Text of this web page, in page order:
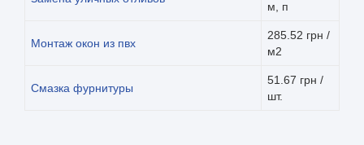
м, п
Монтаж окон из пвх
285.52 грн /
м2
Смазка фурнитуры
51.67 грн /
шт.